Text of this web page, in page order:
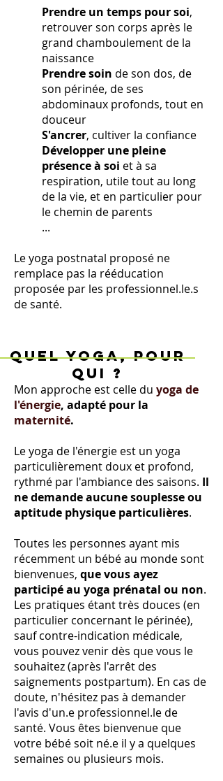
Prendre un temps pour soi,
retrouver son corps après le
grand chamboulement de la
naissance
Prendre soin de son dos, de
son périnée, de ses
abdominaux profonds, tout en
douceur
S'ancrer, cultiver la confiance
Développer une pleine
présence à soi et à sa
respiration, utile tout au long
de la vie, et en particulier pour
le chemin de parents
...
Le yoga postnatal proposé ne
remplace pas la rééducation
proposée par les professionnel.le.s
de santé.
QUEL YOGA, POUR
QUI ?
Mon approche est celle du yoga de
l'énergie, adapté pour la
maternité.
Leyoga de l'énergie est un yoga
particulièrement doux et profond,
rythmé par l'ambiance des saisons. Il
ne demande aucune souplesse ou
aptitude physique particulières.
Toutes les personnes ayant mis
récemment un bébé au monde sont
bienvenues, que vous ayez
participé au yoga prénatal ou non.
Les pratiques étant très douces (en
particulier concernant le périnée),
sauf contre-indication médicale,
vous pouvez venir dès que vous le
souhaitez (après l'arrêt des
saignements postpartum). En cas de
doute, n'hésitez pas à demander
l'avis d'un.e professionnel.le de
santé. Vous êtes bienvenue que
votre bébé soit né.e il y a quelques
semaines ou plusieurs mois.